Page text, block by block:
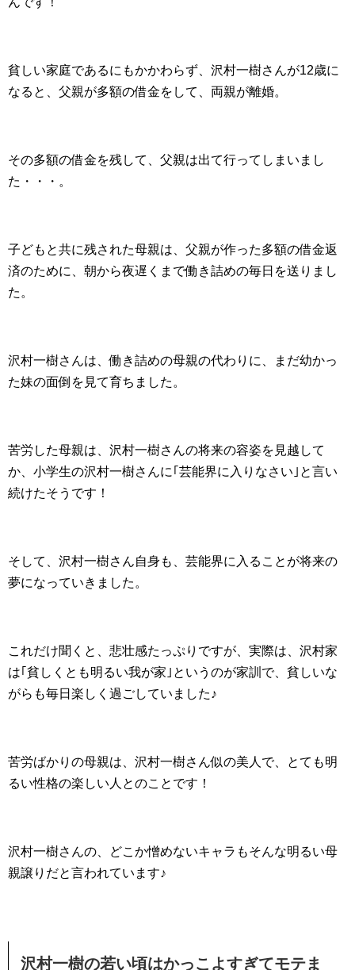
貧しい家庭であるにもかかわらず、沢村一樹さんが12歳に
なると、父親が多額の借金をして、両親が離婚。
その多額の借金を残して、父親は出て行ってしまいまし
た・・・。
子どもと共に残された母親は、父親が作った多額の借金返
済のために、朝から夜遅くまで働き詰めの毎日を送りまし
た。
沢村一樹さんは、働き詰めの母親の代わりに、まだ幼かっ
た妹の面倒を見て育ちました。
苦労した母親は、沢村一樹さんの将来の容姿を見越して
か、小学生の沢村一樹さんに｢芸能界に入りなさい｣と言い
続けたそうです！
そして、沢村一樹さん自身も、芸能界に入ることが将来の
夢になっていきました。
これだけ聞くと、悲壮感たっぷりですが、実際は、沢村家
は｢貧しくとも明るい我が家｣というのが家訓で、貧しいな
がらも毎日楽しく過ごしていました♪
苦労ばかりの母親は、沢村一樹さん似の美人で、とても明
るい性格の楽しい人とのことです！
沢村一樹さんの、どこか憎めないキャラもそんな明るい母
親譲りだと言われています♪
沢村一樹の若い頃はかっこよすぎてモテま